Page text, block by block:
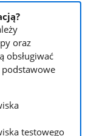
oraz
obsługiwać
testowego